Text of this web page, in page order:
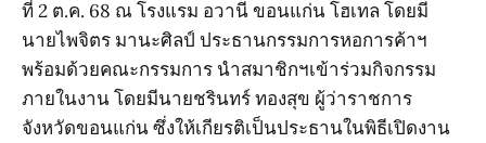
ที่ 2 ต.ค. 68 ณ โรงแรม อวานี ขอนแก่น โฮเทล โดยมี
นายไพจิตร มานะศิลป์ ประธานกรรมการหอการค้าฯ
พร้อมด้วยคณะกรรมการ นำสมาชิกฯเข้าร่วมกิจกรรม
ภายในงาน โดยมีนายชรินทร์ ทองสุข ผู้ว่าราชการ
จังหวัดขอนแก่น ซึ่งให้เกียรติเป็นประธานในพิธีเปิดงาน